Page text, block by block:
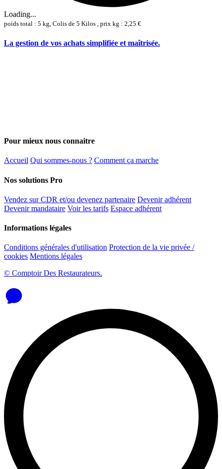
Loading...
poids total : 5 kg, Colis de 5 Kilos , prix kg : 2,25 €
La gestion de vos achats simplifiée et maîtrisée.
Pour mieux nous connaitre
Accueil Qui sommes-nous ? Comment ça marche
Nos solutions Pro
Vendez sur CDR et/ou devenez partenaire Devenir adhérent
Devenir mandataire Voir les tarifs Espace adhérent
Informations légales
Conditions générales d'utilisation Protection de la vie privée /
cookies Mentions légales
© Comptoir Des Restaurateurs.